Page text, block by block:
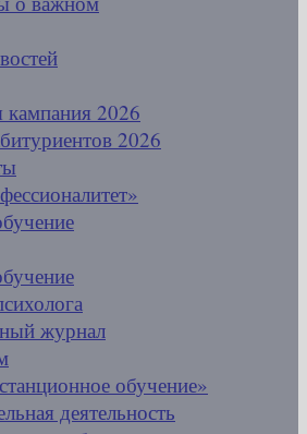
2026
2026
журнал
обучение»
деятельность